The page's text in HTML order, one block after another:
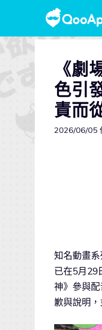
《劇
色引
責而
2026/06/05
知名動畫
已在5月29
神》參與
歉與說明